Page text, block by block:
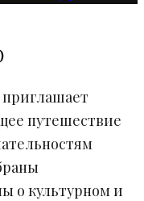
путешествие
о культурном и